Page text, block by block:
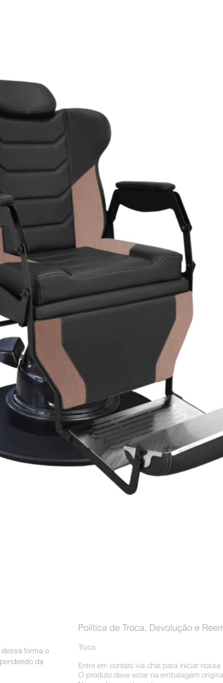
forma o
da
Política de Troca, Devolução e
Troca
Entre em contato via chat para iniciar
O produto deve estar na embalagem